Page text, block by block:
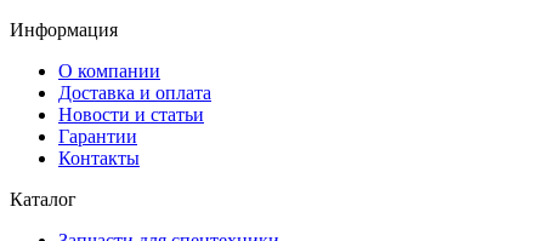
Информация
О компании
Доставка и оплата
Новости и статьи
Гарантии
Контакты
Каталог